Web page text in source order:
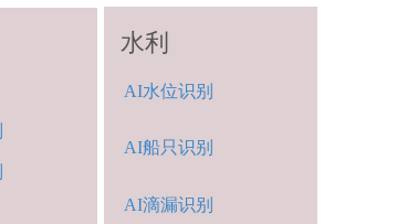
水利
AI船只识别
AI水位识别
AI滴漏识别